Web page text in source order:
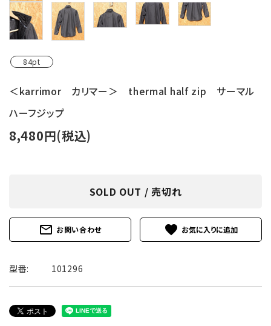
84pt
＜karrimor カリマー＞ thermal half zip サーマル
ハーフジップ
8,480円(税込)
SOLD OUT / 売切れ
mail_outline お問い合わせ favorite
型番: 101296